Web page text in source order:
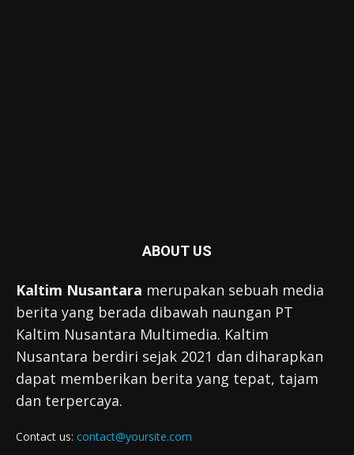
ABOUT US
Kaltim Nusantara merupakan sebuah media
berita yang berada dibawah naungan PT
Kaltim Nusantara Multimedia. Kaltim
Nusantara berdiri sejak 2021 dan diharapkan
dapat memberikan berita yang tepat, tajam
dan terpercaya.
Contact us: contact@yoursite.com